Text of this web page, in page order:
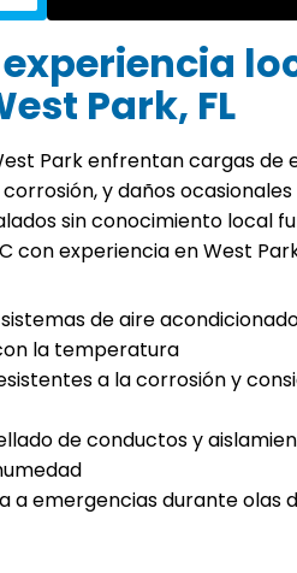
experiencia
Park, FL
Park enfrentan cargas
y daños
sin conocimiento local
con experiencia en West
de aire
la temperatura
a la corrosión y
de conductos y
a emergencias durante